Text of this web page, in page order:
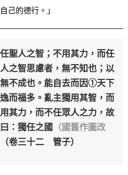
己的德行。」
聖人之智；不用其力，而任
之智思慮者，無不知也；以
不成也。能自去而因①天下
而福多。亂主獨用其智，而
其力，而不任眾人之力，故
：獨任之國 （國舊作圖改
卷三十二 管子）